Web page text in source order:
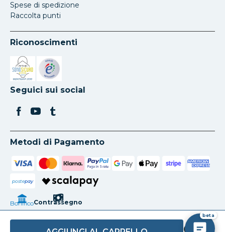
Spese di spedizione
Raccolta punti
Riconoscimenti
Si apre in una nuova scheda
Si apre in una nuova scheda
Seguici sui social
Metodi di Pagamento
postepay
BonificoContrassegno
beta